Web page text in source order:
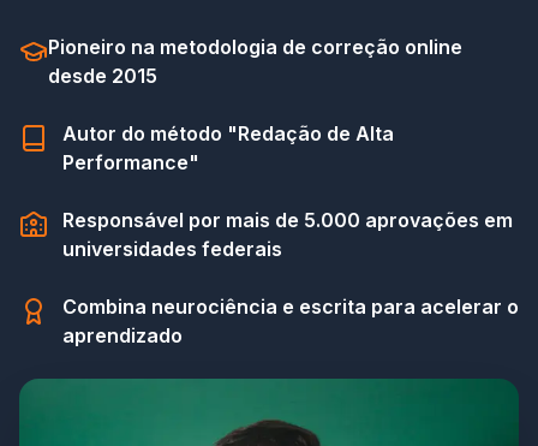
Pioneiro na metodologia de correção online
desde 2015
Autor do método "Redação de Alta
Performance"
Responsável por mais de 5.000 aprovações em
universidades federais
Combina neurociência e escrita para acelerar o
aprendizado